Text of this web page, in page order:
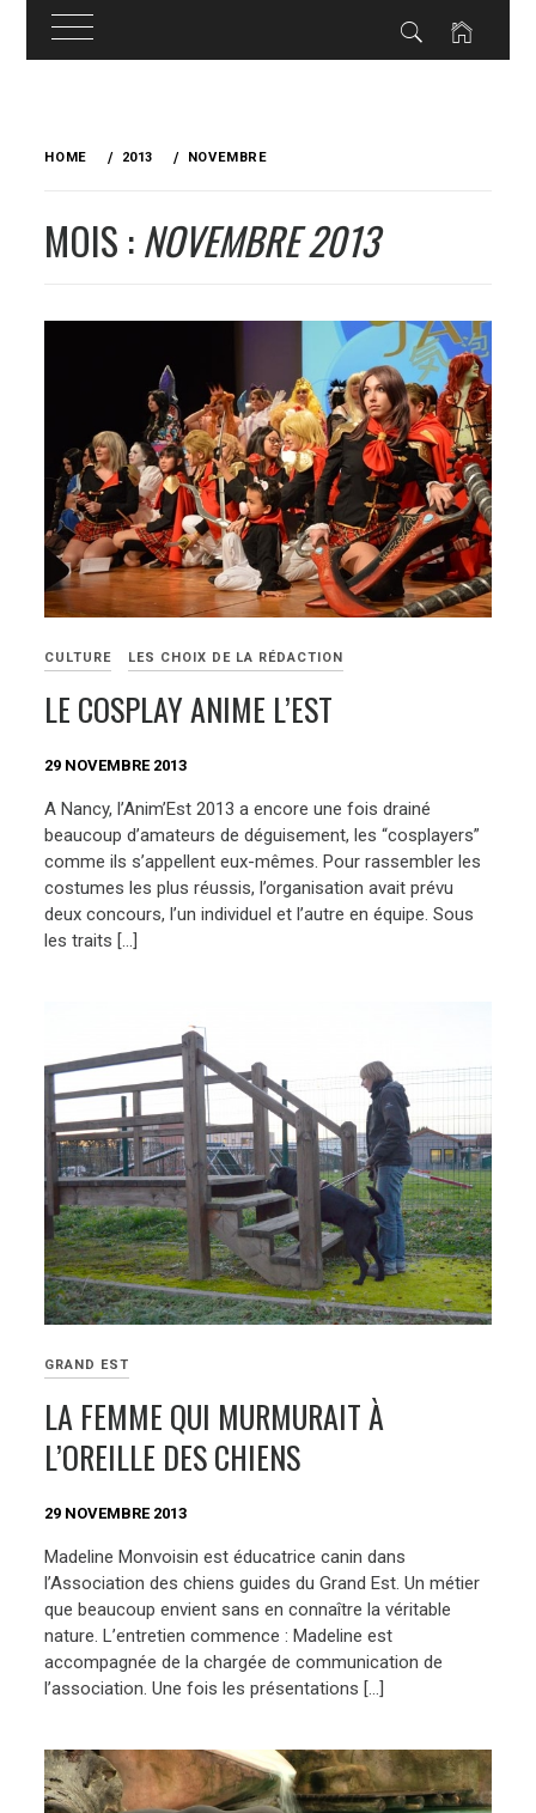
HOME 2013 NOVEMBRE
MOIS :NOVEMBRE 2013
CULTURE LES CHOIX DE LA RÉDACTION
LE COSPLAY ANIME L’EST
29 NOVEMBRE 2013
A Nancy, l’Anim’Est 2013 a encore une fois drainé
beaucoup d’amateurs de déguisement, les “cosplayers”
comme ils s’appellent eux-mêmes. Pour rassembler les
costumes les plus réussis, l’organisation avait prévu
deux concours, l’un individuel et l’autre en équipe. Sous
les traits […]
GRAND EST
LA FEMME QUI MURMURAIT À
L’OREILLE DES CHIENS
29 NOVEMBRE 2013
Madeline Monvoisin est éducatrice canin dans
l’Association des chiens guides du Grand Est. Un métier
que beaucoup envient sans en connaître la véritable
nature. L’entretien commence : Madeline est
accompagnée de la chargée de communication de
l’association. Une fois les présentations […]